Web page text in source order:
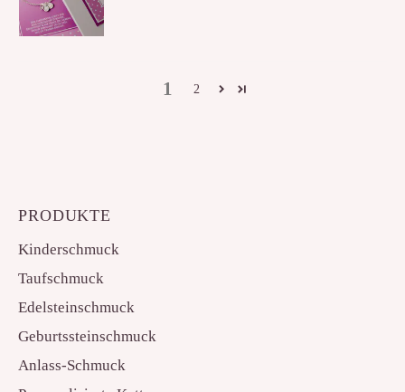
1 2
PRODUKTE
Kinderschmuck
Taufschmuck
Edelsteinschmuck
Geburtssteinschmuck
Anlass-Schmuck